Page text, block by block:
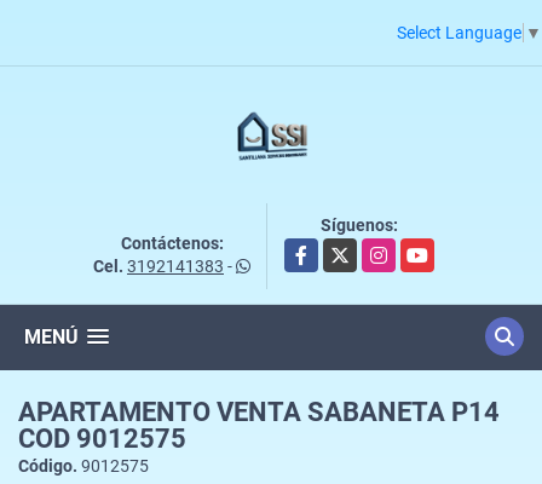
Select Language ▼
Contáctenos:
Cel. 3192141383 -
Síguenos:
Facebook
X InstagramYouTube
MENÚ
APARTAMENTO VENTA SABANETA P14
COD 9012575
Código. 9012575